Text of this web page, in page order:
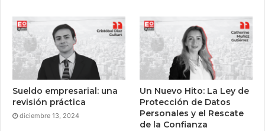
Sueldo empresarial: una
revisión práctica
diciembre 13, 2024
Un Nuevo Hito: La Ley de
Protección de Datos
Personales y el Rescate
de la Confianza